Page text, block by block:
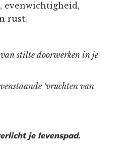
evenwichtigheid,
rust.
stilte doorwerken in je
‘vruchten van
je levenspad.